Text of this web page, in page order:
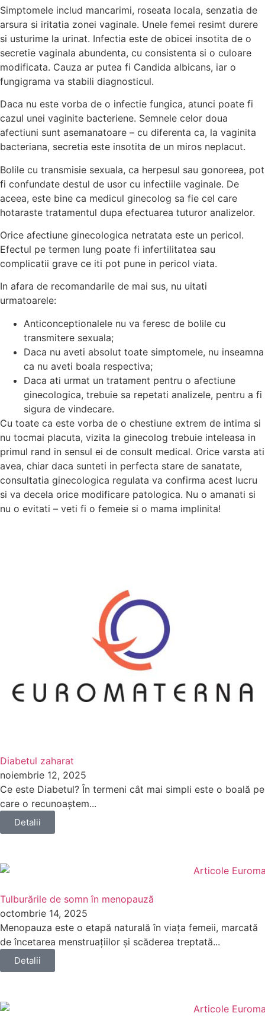
Simptomele includ mancarimi, roseata locala, senzatia de
arsura si iritatia zonei vaginale. Unele femei resimt durere
si usturime la urinat. Infectia este de obicei insotita de o
secretie vaginala abundenta, cu consistenta si o culoare
modificata. Cauza ar putea fi Candida albicans, iar o
fungigrama va stabili diagnosticul.
Daca nu este vorba de o infectie fungica, atunci poate fi
cazul unei vaginite bacteriene. Semnele celor doua
afectiuni sunt asemanatoare – cu diferenta ca, la vaginita
bacteriana, secretia este insotita de un miros neplacut.
Bolile cu transmisie sexuala, ca herpesul sau gonoreea, pot
fi confundate destul de usor cu infectiile vaginale. De
aceea, este bine ca medicul ginecolog sa fie cel care
hotaraste tratamentul dupa efectuarea tuturor analizelor.
Orice afectiune ginecologica netratata este un pericol.
Efectul pe termen lung poate fi infertilitatea sau
complicatii grave ce iti pot pune in pericol viata.
In afara de recomandarile de mai sus, nu uitati
urmatoarele:
Anticonceptionalele nu va feresc de bolile cu
transmitere sexuala;
Daca nu aveti absolut toate simptomele, nu inseamna
ca nu aveti boala respectiva;
Daca ati urmat un tratament pentru o afectiune
ginecologica, trebuie sa repetati analizele, pentru a fi
sigura de vindecare.
Cu toate ca este vorba de o chestiune extrem de intima si
nu tocmai placuta, vizita la ginecolog trebuie inteleasa in
primul rand in sensul ei de consult medical. Orice varsta ati
avea, chiar daca sunteti in perfecta stare de sanatate,
consultatia ginecologica regulata va confirma acest lucru
si va decela orice modificare patologica. Nu o amanati si
nu o evitati – veti fi o femeie si o mama implinita!
Diabetul zaharat
noiembrie 12, 2025
Ce este Diabetul? În termeni cât mai simpli este o boală pe
care o recunoaștem...
Detalii
Tulburările de somn în menopauză
octombrie 14, 2025
Menopauza este o etapă naturală în viața femeii, marcată
de încetarea menstruațiilor și scăderea treptată...
Detalii